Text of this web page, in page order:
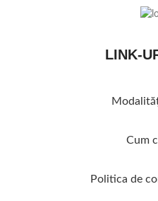
LINK-
Cum
Politica de